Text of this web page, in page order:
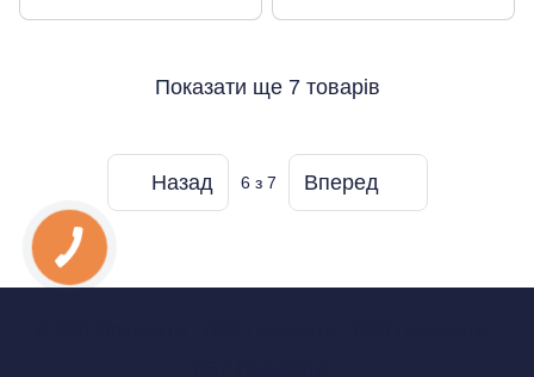
Показати ще 7 товарів
Назад 6з 7 Вперед